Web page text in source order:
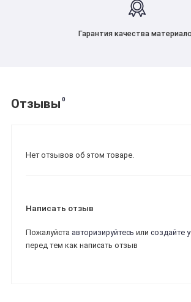
Гарантия качества
Отзывы 0
Нет отзывов об этом товаре.
Написать отзыв
Пожалуйста авторизируйтесь или создайте
перед тем как написать отзыв